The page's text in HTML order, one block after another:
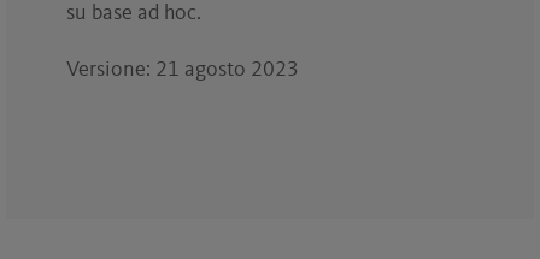
su base ad hoc.
Versione: 21 agosto 2023